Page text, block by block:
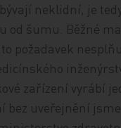
neklidní, je
od šumu. Běžné
požadavek
zařízení vyrábí
bez uveřejnění